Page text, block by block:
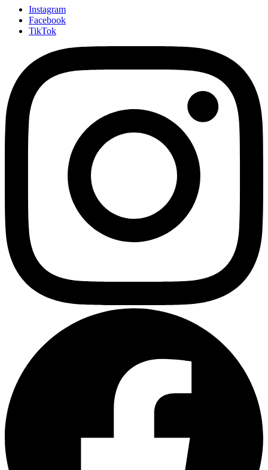
Instagram
Facebook
TikTok